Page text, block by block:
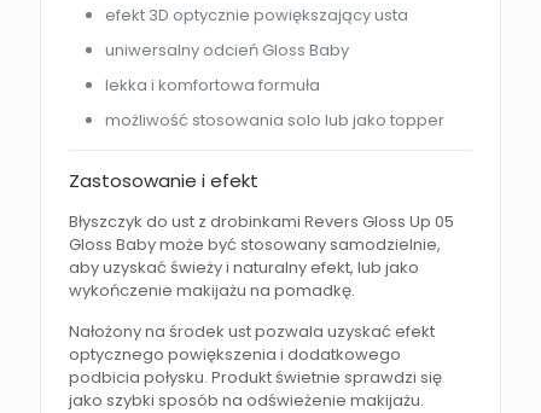
efekt 3D optycznie powiększający usta
uniwersalny odcień Gloss Baby
lekka i komfortowa formuła
możliwość stosowania solo lub jako topper
Zastosowanie i efekt
Błyszczyk do ust z drobinkami Revers Gloss Up 05
Gloss Baby może być stosowany samodzielnie,
aby uzyskać świeży i naturalny efekt, lub jako
wykończenie makijażu na pomadkę.
Nałożony na środek ust pozwala uzyskać efekt
optycznego powiększenia i dodatkowego
podbicia połysku. Produkt świetnie sprawdzi się
jako szybki sposób na odświeżenie makijażu.